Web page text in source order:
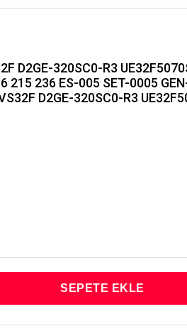
D2GE-320SC0-R3
215 236 ES-005 SET-0005
D2GE-320SC0-R3